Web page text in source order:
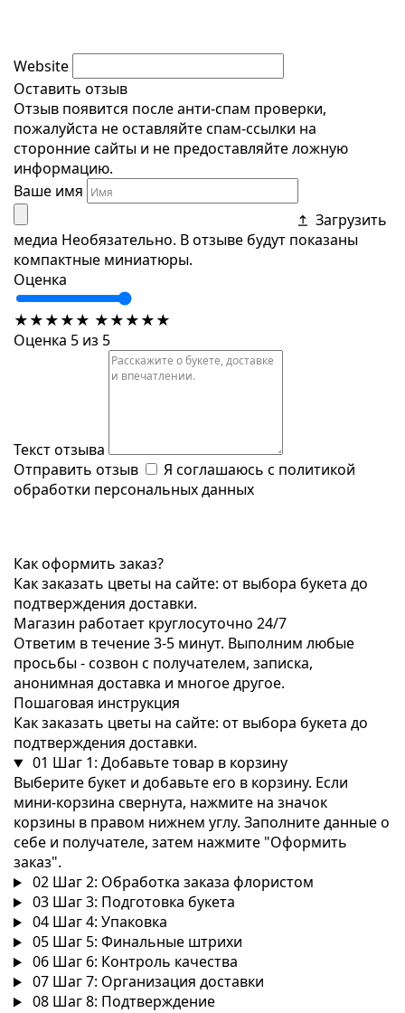
Website
Оставить отзыв
Отзыв появится после анти-спам проверки,
пожалуйста не оставляйте спам-ссылки на
сторонние сайты и не предоставляйте ложную
информацию.
Ваше имя
Загрузить
медиа Необязательно. В отзыве будут показаны
компактные миниатюры.
Оценка
★★★★★ ★★★★★
Оценка 5 из 5
Текст отзыва
Отправить отзыв
Я соглашаюсь с политикой
обработки персональных данных
Как оформить заказ?
Как заказать цветы на сайте: от выбора букета до
подтверждения доставки.
Магазин работает круглосуточно 24/7
Ответим в течение 3-5 минут. Выполним любые
просьбы - созвон с получателем, записка,
анонимная доставка и многое другое.
Пошаговая инструкция
Как заказать цветы на сайте: от выбора букета до
подтверждения доставки.
01 Шаг 1: Добавьте товар в корзину
Выберите букет и добавьте его в корзину. Если
мини-корзина свернута, нажмите на значок
корзины в правом нижнем углу. Заполните данные о
себе и получателе, затем нажмите "Оформить
заказ".
02 Шаг 2: Обработка заказа флористом
03 Шаг 3: Подготовка букета
04 Шаг 4: Упаковка
05 Шаг 5: Финальные штрихи
06 Шаг 6: Контроль качества
07 Шаг 7: Организация доставки
08 Шаг 8: Подтверждение